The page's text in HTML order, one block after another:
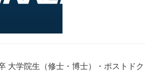
大学院生（修士・博士）・ポストド